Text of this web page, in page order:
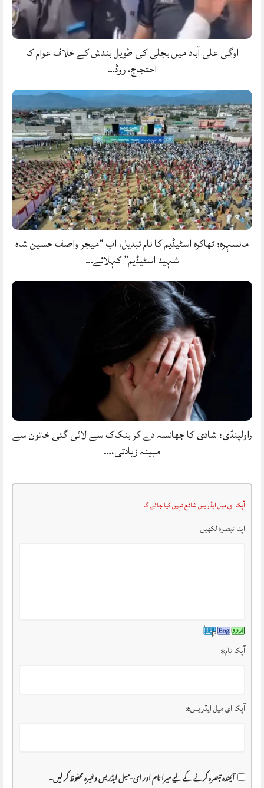
اوگی علی آباد میں بجلی کی طویل بندش کے خلاف عوام کا
احتجاج، روڈ…
مانسہرہ: ٹھاکرہ اسٹیڈیم کا نام تبدیل، اب “میجر واصف حسین شاہ
شہید اسٹیڈیم” کہلائے…
راولپنڈی: شادی کا جھانسہ دے کر بنکاک سے لائی گئی خاتون سے
مبینہ زیادتی،…
آپکا ای میل ایڈریس شائع نہیں کیا جائے گا
اپنا تبصرہ لکھیں
آپکا نام*
آپکا ای میل ایڈریس*
آئیندہ تبصرہ کرنے کے لیے میرا نام اور ای-میل ایڈریس وغیرہ محفوظ کر لیں۔